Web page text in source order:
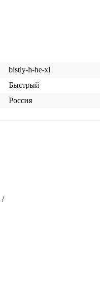
bistiy-h-he-xl
Быстрый
Россия
/